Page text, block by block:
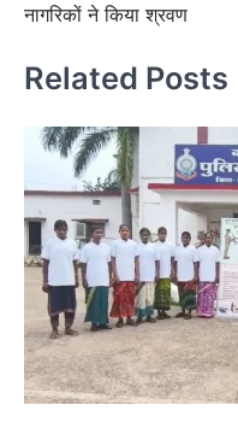
नागरिकों ने किया श्रवण
Related Posts